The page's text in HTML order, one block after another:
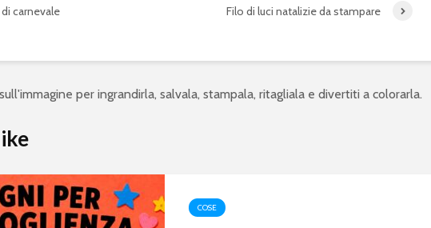
carnevale Filo di luci natalizie da stampare
per ingrandirla, salvala, stampala, ritagliala e divertiti a colorarla.
COSE